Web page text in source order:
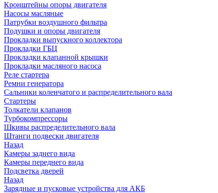
Кронштейны опоры двигателя
Насосы масляные
Патрубки воздушного фильтра
Подушки и опоры двигателя
Прокладки выпускного коллектора
Прокладки ГБЦ
Прокладки клапанной крышки
Прокладки масляного насоса
Реле стартера
Ремни генератора
Сальники коленчатого и распределительного вала
Стартеры
Толкатели клапанов
Турбокомпрессоры
Шкивы распределительного вала
Штанги подвески двигателя
Назад
Камеры заднего вида
Камеры переднего вида
Подсветка дверей
Назад
Зарядные и пусковые устройства для АКБ